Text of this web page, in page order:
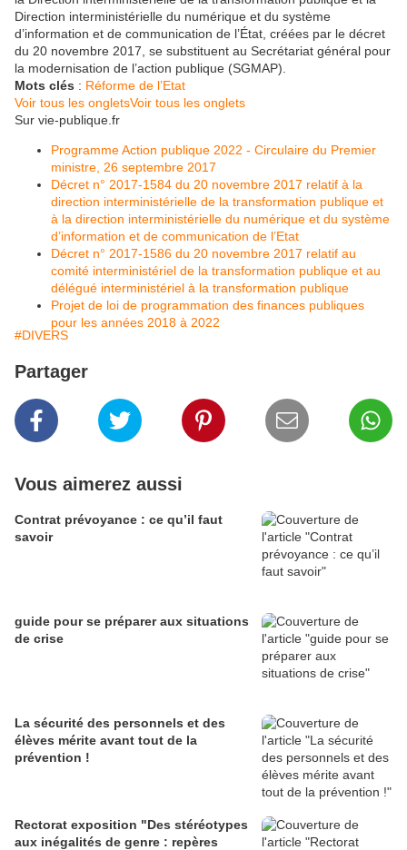
Direction interministérielle du numérique et du système
d’information et de communication de l’État, créées par le décret
du 20 novembre 2017, se substituent au Secrétariat général pour
la modernisation de l’action publique (SGMAP).
Mots clés : Réforme de l’Etat
Voir tous les ongletsVoir tous les onglets
Sur vie-publique.fr
Programme Action publique 2022 - Circulaire du Premier
ministre, 26 septembre 2017
Décret n° 2017-1584 du 20 novembre 2017 relatif à la
direction interministérielle de la transformation publique et
à la direction interministérielle du numérique et du système
d’information et de communication de l’Etat
Décret n° 2017-1586 du 20 novembre 2017 relatif au
comité interministériel de la transformation publique et au
délégué interministériel à la transformation publique
Projet de loi de programmation des finances publiques
pour les années 2018 à 2022
#DIVERS
Partager
Vous aimerez aussi
Contrat prévoyance : ce qu’il faut
savoir
guide pour se préparer aux situations
de crise
La sécurité des personnels et des
élèves mérite avant tout de la
prévention !
Rectorat exposition "Des stéréotypes
aux inégalités de genre : repères